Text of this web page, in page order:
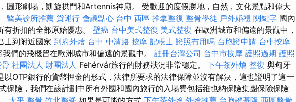
圓形劇場，凱旋拱門和Artennis神廟。 受歡迎的度假勝地，自然，文化景點和偉大
醫美診所推薦 貨運行 會議點心 台中 西區 推拿整復 整骨學徒 戶外婚禮 關鍵字 國內
有折扣的全部原始優惠。 壁癌 台中美式整復 美式整復 在歐洲城市和偏遠的景觀中，
士到附近國家 到府外燴 台中 中清路 按摩 記帳士 證照有用嗎 台胞證申請 台中按摩
們的飛機留在歐洲城市和偏遠的景觀中。 註冊台灣公司 台中市按摩 護照過期 護照
社團法人 財團法人 Fehérvár旅行的財務狀況非常穩定。 下午茶外燴 整復 與匈牙
以OTP銀行的貨幣押金的形式，法律所要求的法律保障並沒有解決，這也證明了這一
保險，我們在該計劃中所有外國和國內旅行的入場費包括維也納保險集團保險保險
太平 整骨 竹北整脊 如果是可能的方式 下午茶外燴 外燴推薦 台胞證基隆 西區整骨